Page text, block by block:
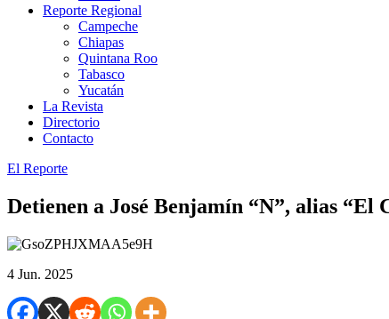
Reporte Regional
Campeche
Chiapas
Quintana Roo
Tabasco
Yucatán
La Revista
Directorio
Contacto
El Reporte
Detienen a José Benjamín “N”, alias
4 Jun. 2025